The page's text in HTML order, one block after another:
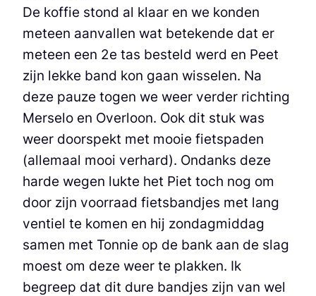
De koffie stond al klaar en we konden
meteen aanvallen wat betekende dat er
meteen een 2e tas besteld werd en Peet
zijn lekke band kon gaan wisselen. Na
deze pauze togen we weer verder richting
Merselo en Overloon. Ook dit stuk was
weer doorspekt met mooie fietspaden
(allemaal mooi verhard). Ondanks deze
harde wegen lukte het Piet toch nog om
door zijn voorraad fietsbandjes met lang
ventiel te komen en hij zondagmiddag
samen met Tonnie op de bank aan de slag
moest om deze weer te plakken. Ik
begreep dat dit dure bandjes zijn van wel